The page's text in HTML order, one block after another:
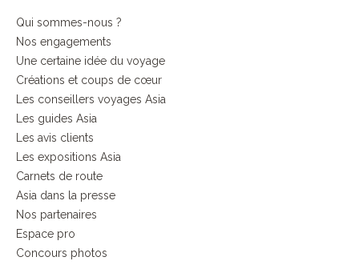
Qui sommes-nous ?
Nos engagements
Une certaine idée du voyage
Créations et coups de cœur
Les conseillers voyages Asia
Les guides Asia
Les avis clients
Les expositions Asia
Carnets de route
Asia dans la presse
Nos partenaires
Espace pro
Concours photos